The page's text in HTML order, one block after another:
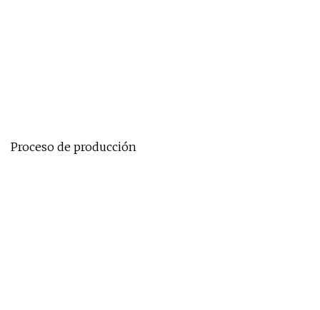
Proceso de producción